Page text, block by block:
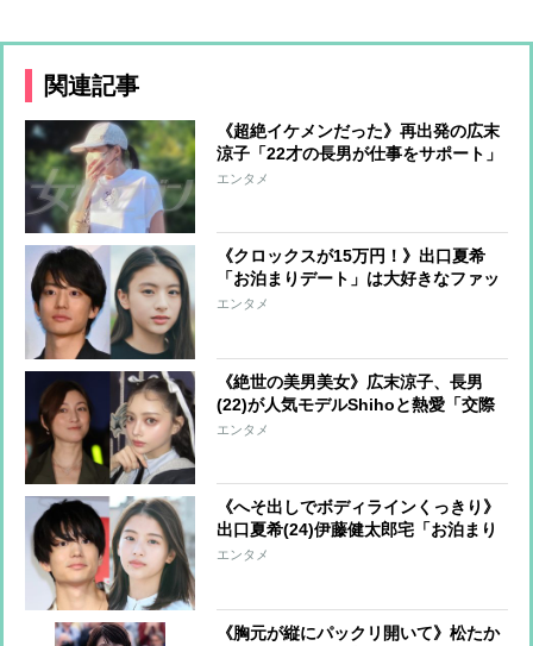
関連記事
《超絶イケメンだった》再出発の広末
涼子「22才の長男が仕事をサポート」
美人インフルエンサーと真剣交際中の
エンタメ
《クロックスが15万円！》出口夏希
「お泊まりデート」は大好きなファッ
ション！セレブでハイセンス「おヘソ
エンタメ
《絶世の美男美女》広末涼子、長男
(22)が人気モデルShihoと熱愛「交際
は認める」一方で“不安”な母心も
エンタメ
《へそ出しでボディラインくっきり》
出口夏希(24)伊藤健太郎宅「お泊まり
私服」にファン熱視線「Z世代のファ
エンタメ
《胸元が縦にパックリ開いて》松たか